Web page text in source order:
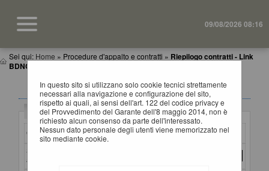
09/08/2026 08:16
Sei qui: Home » Procedure d'appalto e contratti » Riepilogo contratti - Link
BDNCP
In questo sito si utilizzano solo cookie tecnici strettamente
necessari alla navigazione e configurazione del sito,
rispetto ai quali, ai sensi dell'art. 122 del codice privacy e
del Provvedimento del Garante dell'8 maggio 2014, non è
richiesto alcun consenso da parte dell'interessato.
Nessun dato personale degli utenti viene memorizzato nel
sito mediante cookie.
RIEPILOGO CONTRATTI
Criteri di ricerca
CIG:
Stazione
appaltante :